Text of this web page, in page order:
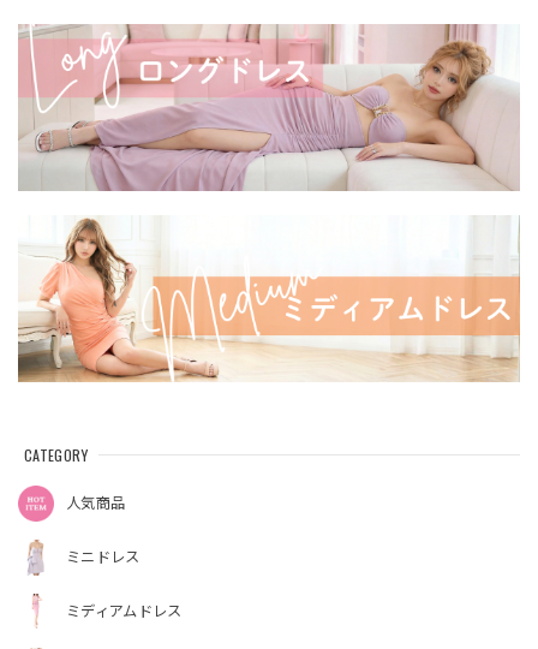
CATEGORY
人気商品
ミニドレス
ミディアムドレス